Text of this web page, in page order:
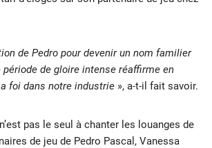
de Pedro pour devenir un nom familier
de gloire intense réaffirme en
foi dans notre industrie », a-t-il fait savoir.
pas le seul à chanter les louanges de
de jeu de Pedro Pascal, Vanessa